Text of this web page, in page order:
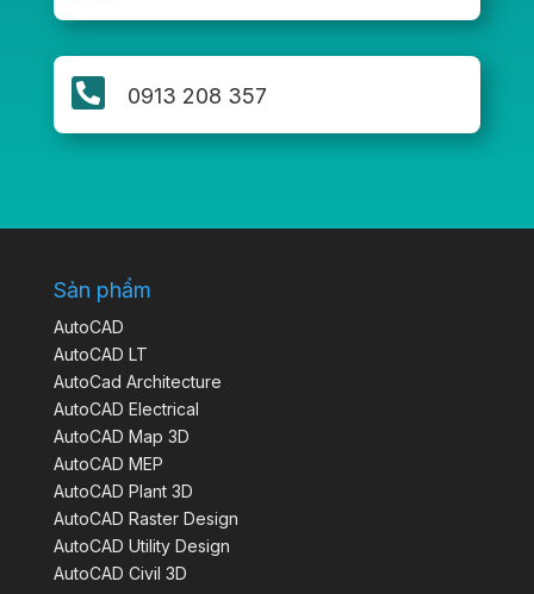
 0913 208 357
Sản phẩm
AutoCAD
AutoCAD LT
AutoCad Architecture
AutoCAD Electrical
AutoCAD Map 3D
AutoCAD MEP
AutoCAD Plant 3D
AutoCAD Raster Design
AutoCAD Utility Design
AutoCAD Civil 3D